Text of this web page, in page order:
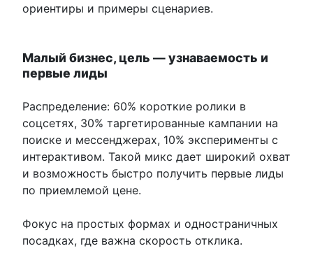
ориентиры и примеры сценариев.
Малый бизнес, цель — узнаваемость и
первые лиды
Распределение: 60% короткие ролики в
соцсетях, 30% таргетированные кампании на
поиске и мессенджерах, 10% эксперименты с
интерактивом. Такой микс дает широкий охват
и возможность быстро получить первые лиды
по приемлемой цене.
Фокус на простых формах и одностраничных
посадках, где важна скорость отклика.